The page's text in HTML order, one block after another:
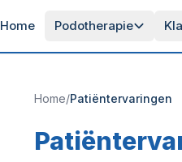
Home Podotherapie
Home/Patiëntervaringen